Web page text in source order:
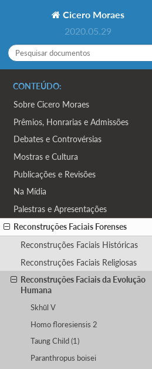
Cicero Moraes
2020.05.29
CONTEÚDO:
Sobre Cicero Moraes
Prêmios, Honrarias e Admissões
Debates e Controvérsias
Mostras e Cultura
Publicações e Revisões
Na Mídia
Palestras e Apresentações
Reconstruções Faciais Forenses
Reconstruções Faciais Históricas
Reconstruções Faciais Religiosas
Reconstruções Faciais da Evolução
Humana
Skhūl V
Homo floresiensis 2
Taung Child (1)
Paranthropus boisei